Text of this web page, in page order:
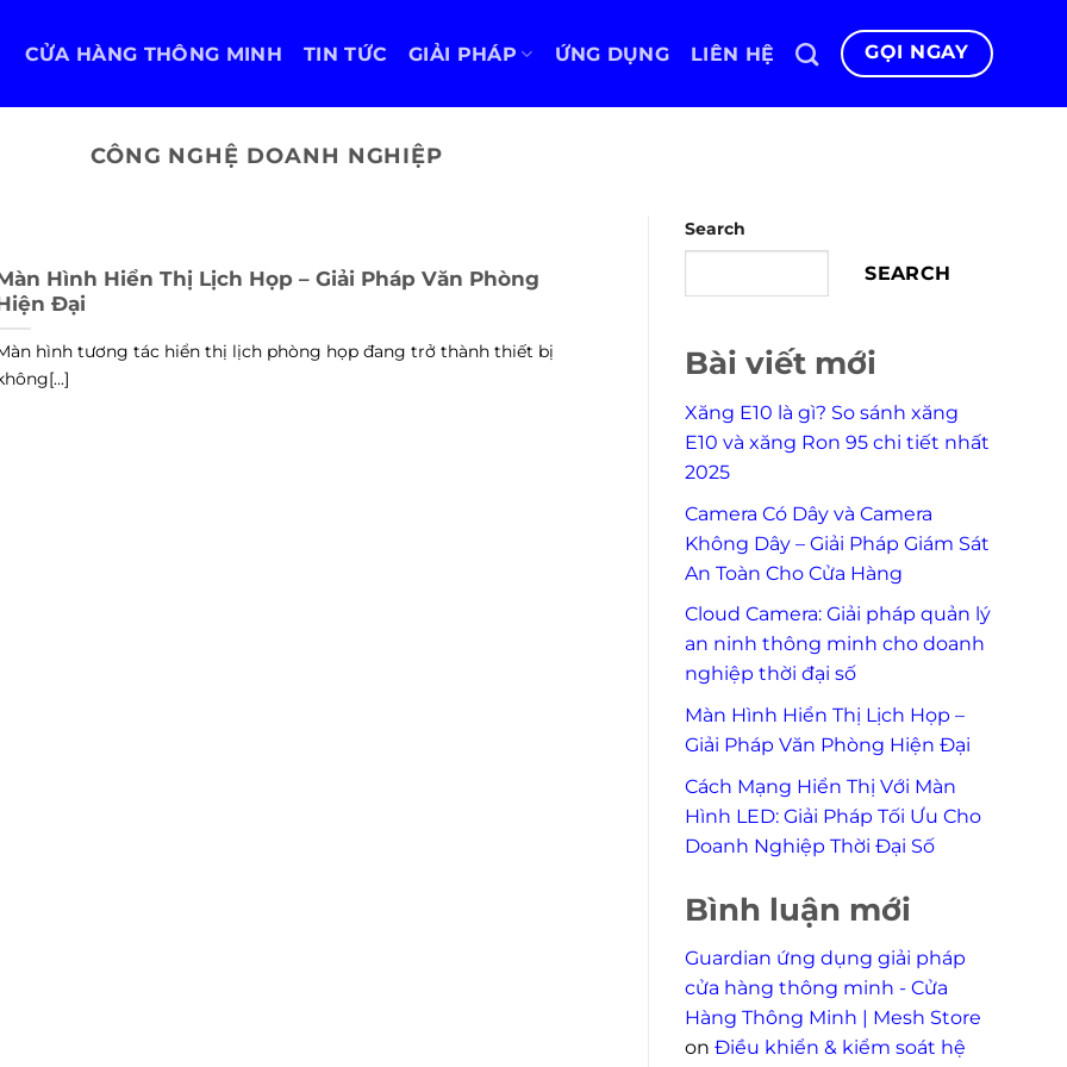
CỬA HÀNG THÔNG MINH TIN TỨC GIẢI PHÁP ỨNG DỤNG LIÊN HỆ GỌI NGAY
CÔNG NGHỆ DOANH NGHIỆP
Hình Hiển Thị Lịch Họp – Giải Pháp Văn Phòng
Đại
hình tương tác hiển thị lịch phòng họp đang trở thành thiết bị
Search
SEARCH
Bài viết mới
Xăng E10 là gì? So sánh xăng
E10 và xăng Ron 95 chi tiết nhất
2025
Camera Có Dây và Camera
Không Dây – Giải Pháp Giám Sát
An Toàn Cho Cửa Hàng
Cloud Camera: Giải pháp quản lý
an ninh thông minh cho doanh
nghiệp thời đại số
Màn Hình Hiển Thị Lịch Họp –
Giải Pháp Văn Phòng Hiện Đại
Cách Mạng Hiển Thị Với Màn
Hình LED: Giải Pháp Tối Ưu Cho
Doanh Nghiệp Thời Đại Số
Bình luận mới
Guardian ứng dụng giải pháp
cửa hàng thông minh - Cửa
Hàng Thông Minh | Mesh Store
on Điều khiển & kiểm soát hệ